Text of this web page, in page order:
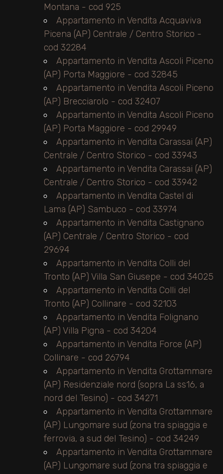
Montana - cod 925
Appartamento in Vendita Acquaviva
Picena (AP) Centrale / Centro Storico -
cod 32284
Appartamento in Vendita Ascoli Piceno
(AP) Porta Maggiore - cod 32845
Appartamento in Vendita Ascoli Piceno
(AP) Brecciarolo - cod 32407
Appartamento in Vendita Ascoli Piceno
(AP) Porta Maggiore - cod 29949
Appartamento in Vendita Carassai (AP)
Centrale / Centro Storico - cod 33943
Appartamento in Vendita Carassai (AP)
Centrale / Centro Storico - cod 33942
Appartamento in Vendita Castel di
Lama (AP) Sambuco - cod 33974
Appartamento in Vendita Castignano
(AP) Centrale / Centro Storico - cod
29694
Appartamento in Vendita Colli del
Tronto (AP) Villa San Giusepe - cod 34025
Appartamento in Vendita Colli del
Tronto (AP) Collinare - cod 32103
Appartamento in Vendita Folignano
(AP) Villa Pigna - cod 34204
Appartamento in Vendita Force (AP)
Collinare - cod 26794
Appartamento in Vendita Grottammare
(AP) Residenziale nord (sopra La ss16, a
nord del Tesino) - cod 34271
Appartamento in Vendita Grottammare
(AP) Lungomare sud (zona tra spiaggia e
ferrovia, a sud del Tesino) - cod 34249
Appartamento in Vendita Grottammare
(AP) Lungomare sud (zona tra spiaggia e
Qualsiasi
Camere
minime